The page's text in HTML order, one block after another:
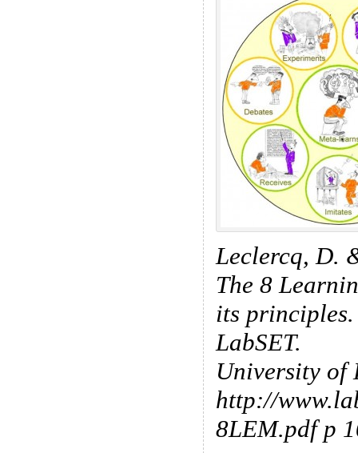
Leclercq, D.
The 8
its principles.
LabSET.
University of
http://
8LEM.pdf p